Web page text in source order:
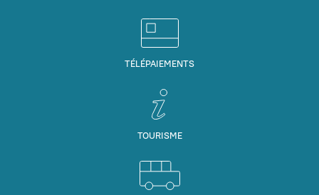
TÉLÉPAIEMENTS
TOURISME